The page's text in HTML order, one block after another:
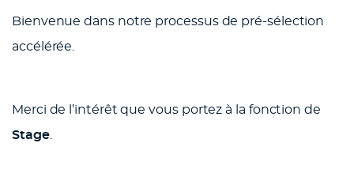
Bienvenue dans notre processus de pré-sélection
accélérée.
Merci de l’intérêt que vous portez à la fonction de
Stage.